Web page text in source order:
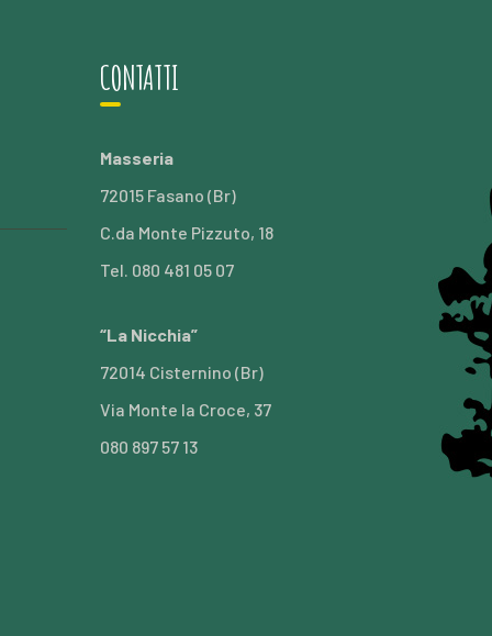
CONTATTI
Masseria
72015 Fasano (Br)
C.da Monte Pizzuto, 18
Tel. 080 481 05 07
“La Nicchia”
72014 Cisternino (Br)
Via Monte la Croce, 37
080 897 57 13